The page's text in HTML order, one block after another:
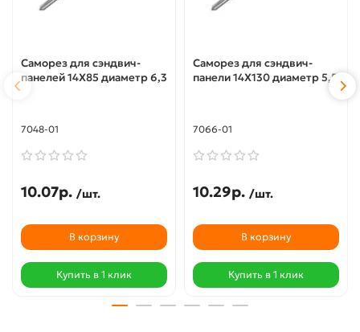
Саморез для сэндвич-
панелей 14X85 диаметр 6,3
7048-01
10.07р. /шт.
В корзину
Купить в 1 клик
Саморез для сэндвич-
панели 14X130 диаметр 5,5
7066-01
10.29р. /шт.
В корзину
Купить в 1 клик